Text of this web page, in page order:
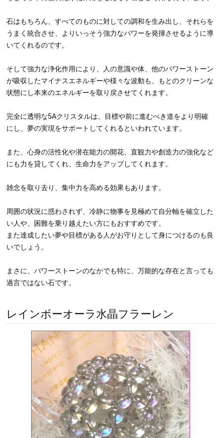
数量： カゴに入れる
AAAAA（5A）の水晶のパワーは、『調和・統合・強化』。
そして非常に優れた浄化作用をもたらす石として知られています。
石はもちろん、すべてのものに対しての調和を生み出し、それらを
うまく統合させ、よりいっそう強力なパワーを発揮させるように導
そして強力な浄化作用により、人の意識や体、他のパワーストーン
状態にし本来のエネルギーを取り戻させてくれます。
完全に透明な5Aクリスタルは、目標や前に進むべき道をより明確
にし、夢の実現をサポートしてくれるといわれています。
また、心身の活性化や潜在能力の開花、直観力や創造力の強化など
雑念を取り去り、集中力を高める効果もあります。
周囲の状況に惑わされず、冷静に物事を見極めて自分軸を確立した
い人や、困難を乗り越えたい方にもおすすめです。
また達成したい夢や目標がある人がお守りとして身につけるのも良
いでしょう。
まさに、パワーストーンのなかでも特に、万能的な存在と言っても
過言ではない石です。
レインボーオーラ水晶フラーレン